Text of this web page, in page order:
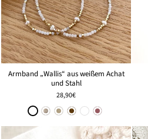
Armband „Wallis“ aus weißem Achat
und Stahl
28,90€